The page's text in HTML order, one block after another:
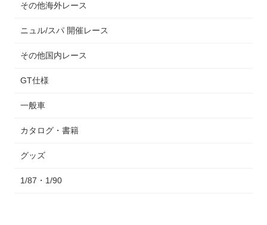
その他海外レース
ニュル/スパ 開催レース
その他国内レース
GT仕様
一般車
カタログ・書籍
グッズ
1/87・1/90